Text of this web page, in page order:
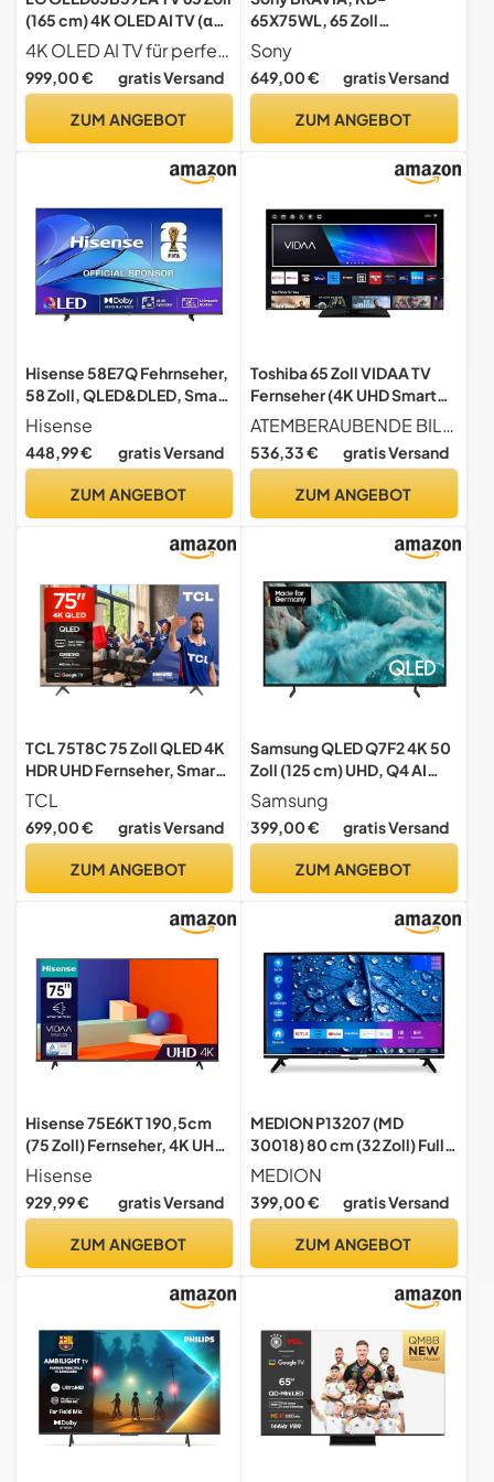
(165 cm) 4K OLED AI TV (α8
Gen2 4K AI Prozessor,
webOS 25, 120Hz)
[Modelljahr 2025]
4K OLED AI TV für perfektes Schwarz und satte Farben
999,00 € gratis Versand
ZUM ANGEBOT
65X75WL, 65 Zoll
Fernseher, LED, 4K HDR,
Google TV, Smart TV, Works
with Alexa, BRAVIA CORE,
mit ALLM
Sony
649,00 € gratis Versand
ZUM ANGEBOT
Hisense 58E7Q Fehrnseher,
58 Zoll, QLED&DLED, Smart
TV, Game Mode Plus,
Filmaker Mode, Dolby
Vision Atmos, HDR10, HLG,
Upscaler, Dolby MS12, DTS
Hisense
448,99 € gratis Versand
ZUM ANGEBOT
Toshiba 65 Zoll VIDAA TV
Fernseher (4K UHD Smart
TV, HDR Dolby Vision,
Triple-Tuner, Bluetooth,
Dolby Audio)
ATEMBERAUBENDE BILDER Erleben Sie gestochen scharfe Inhalte in brillanter 4K-Ultra-HD-Auflösung. Die Kombination aus Dolby Vision HDR 10, TRU Resolution und Micro Dimming liefern besonders kontrastreiche Aufnahmen mit einer lebensechten Farbgebung und beeindruckender Detailschärfe. Ihr Fernseherlebnis wird dadurch umwerfend realistisch.
536,33 € gratis Versand
ZUM ANGEBOT
TCL 75T8C 75 Zoll QLED 4K
HDR UHD Fernseher, Smart
Google TV Dolby Vision &
Atmos, 144Hz Motion
Clarity Pro, Game Bar,
Sound, Sprachsteuerung,
TCL
699,00 € gratis Versand
ZUM ANGEBOT
Samsung QLED Q7F2 4K 50
Zoll (125 cm) UHD, Q4 AI
Prozessor, Quantum Dot,
Upscaling, Knox Security,
Gaming Hub, Smart TV,
Samsung
399,00 € gratis Versand
ZUM ANGEBOT
Hisense 75E6KT 190,5cm
(75 Zoll) Fernseher, 4K UHD,
LED, Smart TV, HDR, Dolby
Vision, Triple Tuner DVB-
C/S/S2/T/T2, WiFi,
Hotel Mode [2023],
Hisense
929,99 € gratis Versand
ZUM ANGEBOT
MEDION P13207 (MD
30018) 80 cm (32 Zoll) Full
HD Fernseher (Smart-TV,
HDR, Netflix, Prime Video,
PVR, Bluetooth, Triple Tuner
MEDION
399,00 € gratis Versand
ZUM ANGEBOT